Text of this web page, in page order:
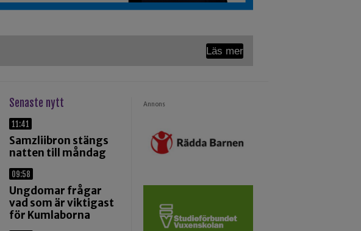
Läs mer
Senaste nytt
11:41
Samzliibron stängs
natten till måndag
09:58
Ungdomar frågar
vad som är viktigast
för Kumlaborna
Annons